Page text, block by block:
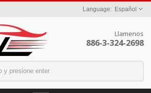
Español
Llamenos
886-3-324-2698